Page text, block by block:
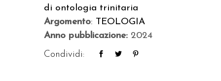
di ontologia trinitaria
Argomento:
TEOLOGIA
Anno pubblicazione: 2024
Condividi: